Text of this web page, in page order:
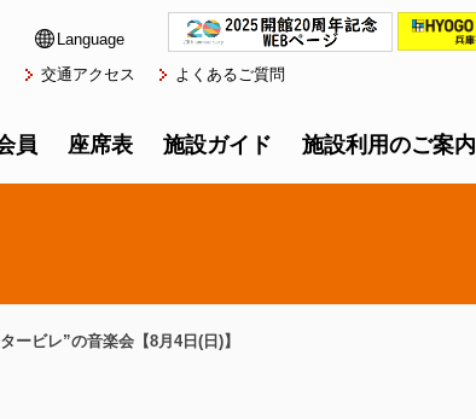
Language
交通アクセス
よくあるご質問
員 座席表 施設ガイド 施設利用のご案内
ービレ”の音楽会【8月4日(日)】